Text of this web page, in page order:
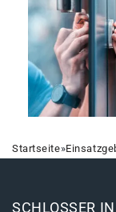
Startseite»
SCHLOSSER